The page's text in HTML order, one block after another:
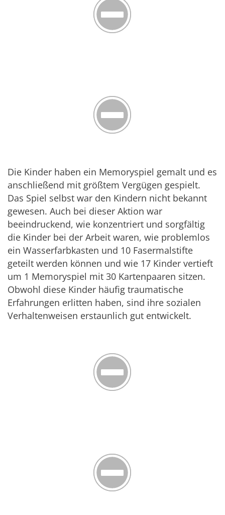
Die Kinder haben ein Memoryspiel gemalt und es
anschließend mit größtem Vergügen gespielt.
Das Spiel selbst war den Kindern nicht bekannt
gewesen. Auch bei dieser Aktion war
beeindruckend, wie konzentriert und sorgfältig
die Kinder bei der Arbeit waren, wie problemlos
ein Wasserfarbkasten und 10 Fasermalstifte
geteilt werden können und wie 17 Kinder vertieft
um 1 Memoryspiel mit 30 Kartenpaaren sitzen.
Obwohl diese Kinder häufig traumatische
Erfahrungen erlitten haben, sind ihre sozialen
Verhaltenweisen erstaunlich gut entwickelt.